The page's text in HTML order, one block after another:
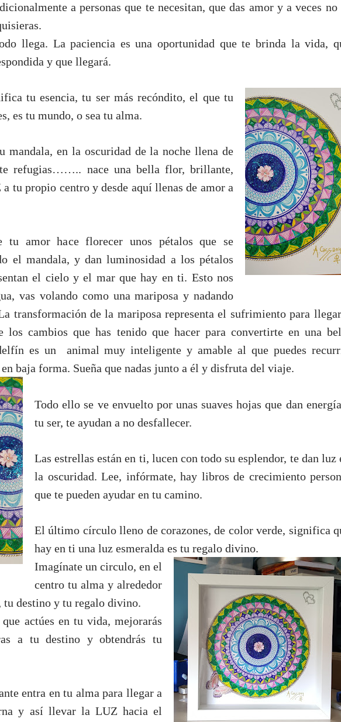
a personas que te necesitan, que das amor y a veces
llega. La paciencia es una oportunidad que te brinda la vida,
y que llegará.
tu esencia, tu ser más recóndito, el que tu
es tu mundo, o sea tu alma.
mandala, en la oscuridad de la noche llena de
te refugias…….. nace una bella flor, brillante,
tu propio centro y desde aquí llenas de amor a
tu amor hace florecer unos pétalos que se
el mandala, y dan luminosidad a los pétalos
el cielo y el mar que hay en ti. Esto nos
vas volando como una mariposa y nadando
transformación de la mariposa representa el sufrimiento para
los cambios que has tenido que hacer para convertirte en una
es un animal muy inteligente y amable al que puedes
baja forma. Sueña que nadas junto a él y disfruta del viaje.
Todo ello se ve envuelto por unas suaves hojas que dan
tu ser, te ayudan a no desfallecer.
Las estrellas están en ti, lucen con todo su esplendor, te dan luz
la oscuridad. Lee, infórmate, hay libros de crecimiento
que te pueden ayudar en tu camino.
El último círculo lleno de corazones, de color verde, significa
hay en ti una luz esmeralda es tu regalo divino.
Imagínate un circulo, en el
centro tu alma y alrededor
tu destino y tu regalo divino.
actúes en tu vida, mejorarás
a tu destino y obtendrás tu
entra en tu alma para llegar a
y así llevar la LUZ hacia el